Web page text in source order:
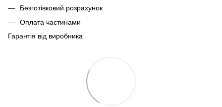
Безготівковий розрахунок
Оплата частинами
Гарантія від виробника